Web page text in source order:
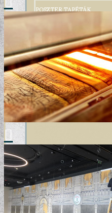
POSZTER TAPÉTÁK